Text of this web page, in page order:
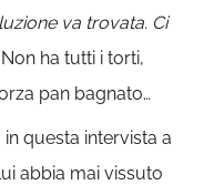
va trovata. Ci
Non ha tutti i torti,
pan bagnato…
in questa intervista a
abbia mai vissuto